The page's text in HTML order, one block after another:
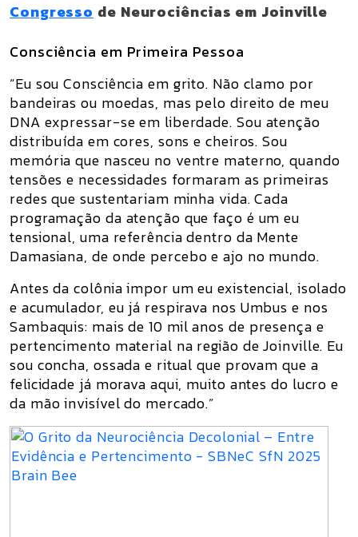
Congresso de Neurociências em Joinville
Consciência em Primeira Pessoa
“Eu sou Consciência em grito. Não clamo por
bandeiras ou moedas, mas pelo direito de meu
DNA expressar-se em liberdade. Sou atenção
distribuída em cores, sons e cheiros. Sou
memória que nasceu no ventre materno, quando
tensões e necessidades formaram as primeiras
redes que sustentariam minha vida. Cada
programação da atenção que faço é umeu
tensional, uma referência dentro da Mente
Damasiana, de onde percebo e ajo no mundo.
Antes da colônia impor um eu existencial, isolado
e acumulador, eu já respirava nos Umbus e nos
Sambaquis: mais de 10 mil anos de presença e
pertencimento material na região de Joinville. Eu
sou concha, ossada e ritual que provam que a
felicidade já morava aqui, muito antes do lucro e
da mão invisível do mercado.”